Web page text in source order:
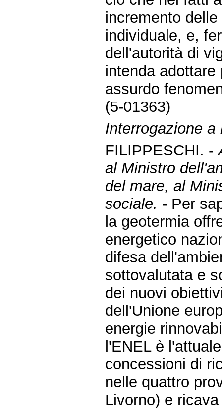
incremento
individuale, e,
dell'autorità di
intenda
assurdo
(5-01363)
Interrogazione
FILIPPESCHI. -
al Ministro
del mare, al
sociale. - Per
la geotermia
energetico
difesa
sottovalutata e
dei nuovi
dell'Unione
energie
l'ENEL è
concessioni di
nelle quattro
Livorno) e